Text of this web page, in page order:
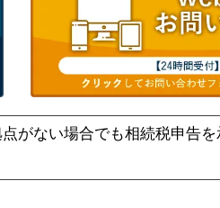
がない場合でも相続税申告を